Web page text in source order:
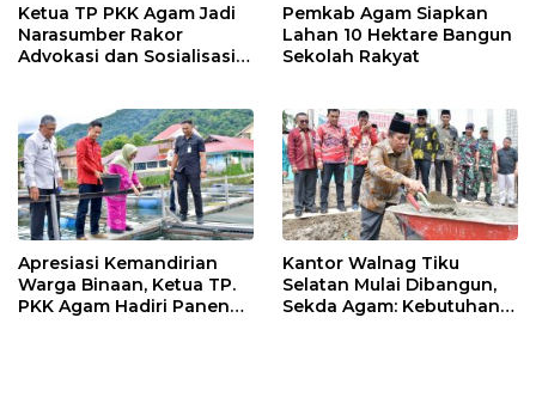
Ketua TP PKK Agam Jadi
Narasumber Rakor
Advokasi dan Sosialisasi
Pemkab Agam Siapkan
Lahan 10 Hektare Bangun
Sekolah Rakyat
Apresiasi Kemandirian
Warga Binaan, Ketua TP.
PKK Agam Hadiri Panen
Kantor Walnag Tiku
Selatan Mulai Dibangun,
Sekda Agam: Kebutuhan